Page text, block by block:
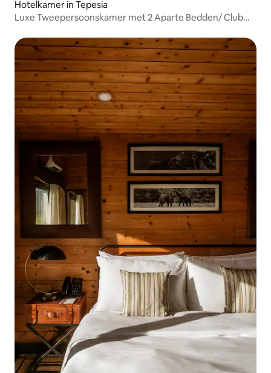
Hotelkamer in Tepesia
Luxe Tweepersoonskamer met 2 Aparte Bedden/ Club